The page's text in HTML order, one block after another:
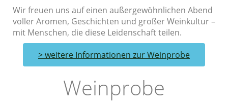
Wir freuen uns auf einen außergewöhnlichen Abend
voller Aromen, Geschichten und großer Weinkultur –
mit Menschen, die diese Leidenschaft teilen.
> weitere Informationen zur Weinprobe
Weinprobe